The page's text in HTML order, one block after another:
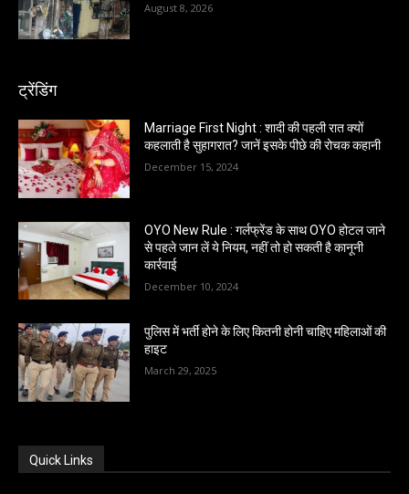
August 8, 2026
ट्रेंडिंग
Marriage First Night : शादी की पहली रात क्यों
कहलाती है सुहागरात? जानें इसके पीछे की रोचक कहानी
December 15, 2024
OYO New Rule : गर्लफ्रेंड के साथ OYO होटल जाने
से पहले जान लें ये नियम, नहीं तो हो सकती है कानूनी
कार्रवाई
December 10, 2024
पुलिस में भर्ती होने के लिए कितनी होनी चाहिए महिलाओं की
हाइट
March 29, 2025
Quick Links